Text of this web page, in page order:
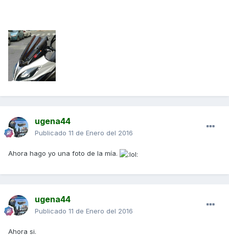
ugena44
Publicado 11 de Enero del 2016
Ahora hago yo una foto de la mía.
ugena44
Publicado 11 de Enero del 2016
Ahora si.